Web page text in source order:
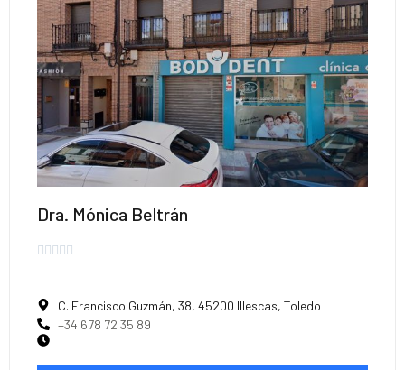
Dra. Mónica Beltrán

C. Francisco Guzmán, 38, 45200 Illescas, Toledo
+34 678 72 35 89